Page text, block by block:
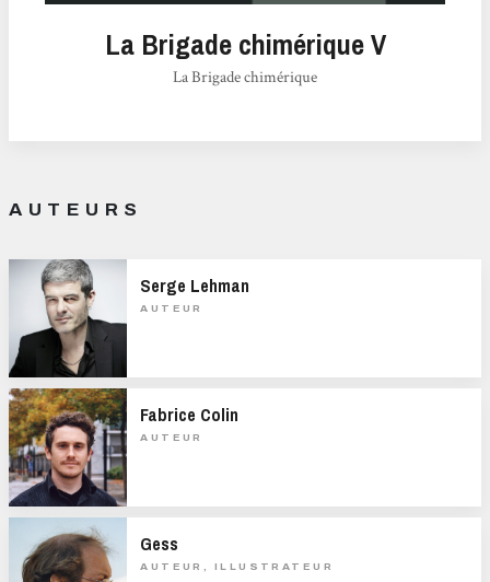
La Brigade chimérique V
La Brigade chimérique
AUTEURS
Serge Lehman
AUTEUR
Fabrice Colin
AUTEUR
Gess
AUTEUR, ILLUSTRATEUR